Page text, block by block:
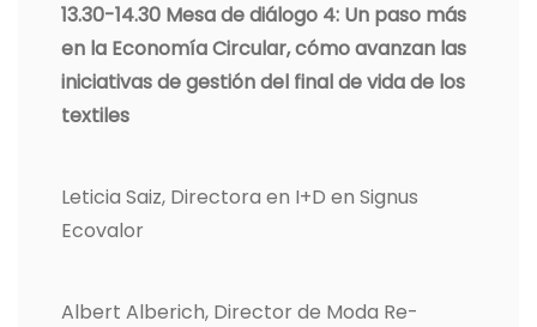
13.30-14.30 Mesa de diálogo 4: Un paso más
en la Economía Circular, cómo avanzan las
iniciativas de gestión del final de vida de los
textiles
Leticia Saiz, Directora en I+D en Signus
Ecovalor
Albert Alberich, Director de Moda Re-